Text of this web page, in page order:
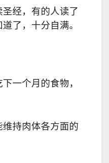
经，有的人读了
了，十分自满。
一个月的食物，
持肉体各方面的